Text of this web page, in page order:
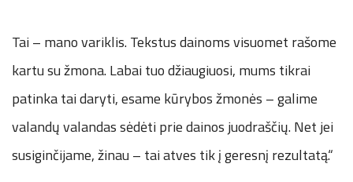
Tai – mano variklis. Tekstus dainoms visuomet rašome
kartu su žmona. Labai tuo džiaugiuosi, mums tikrai
patinka tai daryti, esame kūrybos žmonės – galime
valandų valandas sėdėti prie dainos juodraščių. Net jei
susiginčijame, žinau – tai atves tik į geresnį rezultatą.“